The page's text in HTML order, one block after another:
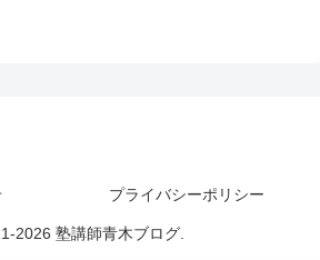
プライバシーポリシー
2026 塾講師青木ブログ.